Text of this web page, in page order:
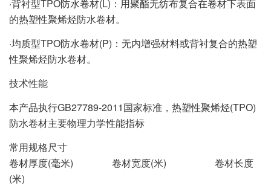
·背衬型TPO防水卷材(L)：用聚酯无纺布复合在卷材下表面
的热塑性聚烯烃防水卷材。
·均质型TPO防水卷材(P)：无内增强材料或背衬复合的热塑
性聚烯烃防水卷材。
技术性能
本产品执行GB27789-2011国家标准，热塑性聚烯烃(TPO)
防水卷材主要物理力学性能指标
常用规格尺寸
卷材厚度(毫米) 卷材宽度(米) 卷材长度
(米)